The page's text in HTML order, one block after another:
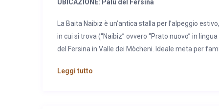
UBICAZIONE: Palù del Fersina
La Baita Naibiz è un’antica stalla per l’alpeggio
in cui si trova (“Naibiz” ovvero “Prato nuovo” in
del Fersina in Valle dei Mòcheni. Ideale meta per
piedi per molte passeggiate, trekking.
Leggi tutto